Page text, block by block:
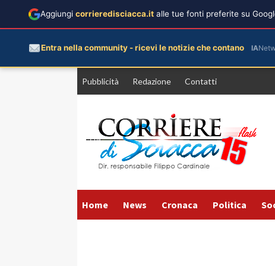
Pubblicità Redazione Contatti
Home News Cronaca Politica
Aggiungi corrieredisciacca.it alle tue fonti preferite su
Entra nella community - ricevi le notizie che contano IA